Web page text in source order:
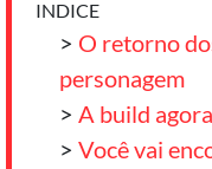
INDICE
> O retorno
personagem
> A build
> Você vai